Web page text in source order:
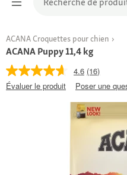
ACANA Croquettes pour chien
ACANA Puppy 11,4 kg
4.6 (16)
Évaluer le produit
Poser une